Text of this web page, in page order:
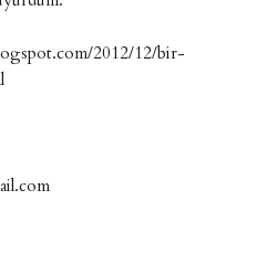
2012/12/bir-